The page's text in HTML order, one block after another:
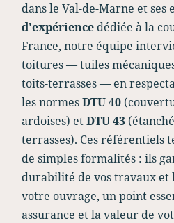
dans le Val-de-Marne et ses
d'expérience dédiée à la
France, notre équipe
toitures — tuiles
toits-terrasses — en
les normesDTU 40
ardoises) etDTU 43
terrasses). Ces référentiels
de simples formalités : ils
durabilité de vos travaux et
votre ouvrage, un point
assurance et la valeur de